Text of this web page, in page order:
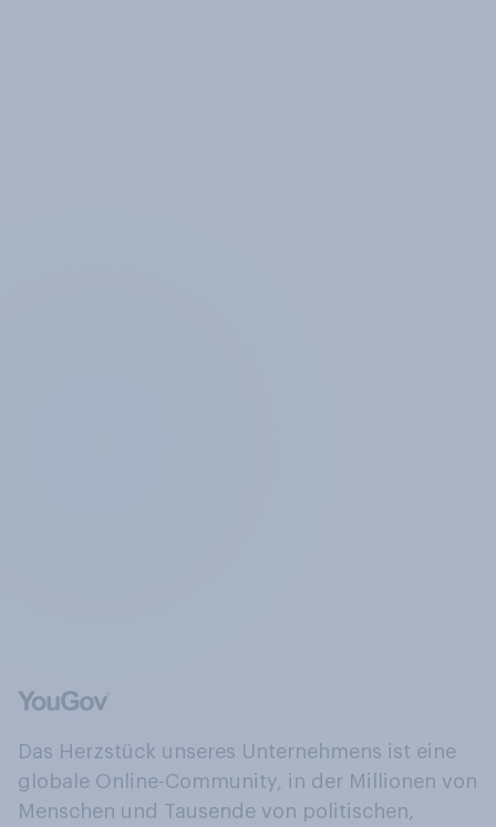
Das Herzstück unseres Unternehmens ist eine
globale Online-Community, in der Millionen von
Menschen und Tausende von politischen,